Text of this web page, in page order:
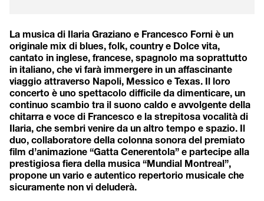
La musica di Ilaria Graziano e Francesco Forni è un
originale mix di blues, folk, country e Dolce vita,
cantato in inglese, francese, spagnolo ma soprattutto
in italiano, che vi farà immergere in un affascinante
viaggio attraverso Napoli, Messico e Texas. Il loro
concerto è uno spettacolo difficile da dimenticare, un
continuo scambio tra il suono caldo e avvolgente della
chitarra e voce di Francesco e la strepitosa vocalità di
Ilaria, che sembri venire da un altro tempo e spazio. Il
duo, collaboratore della colonna sonora del premiato
film d’animazione “Gatta Cenerentola” e partecipe alla
prestigiosa fiera della musica “Mundial Montreal”,
propone un vario e autentico repertorio musicale che
sicuramente non vi deluderà.